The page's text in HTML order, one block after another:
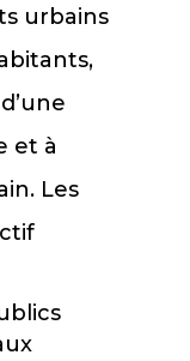
urbains
et à
Les